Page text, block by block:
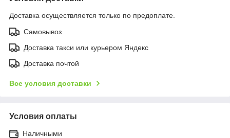
Доставка осуществляется только по предоплате.
Самовывоз
Доставка такси или курьером Яндекс
Доставка почтой
Все условия доставки
Условия оплаты
Наличными